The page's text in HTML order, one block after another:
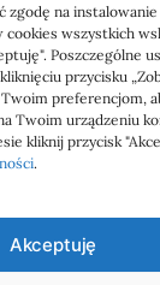
zgodę na
wszystkich
Poszczególne
przycisku
preferencjom,
Twoim urządzeniu
kliknij przycisk
.
Akceptuję
czy nowe biuro
dokumentach,…